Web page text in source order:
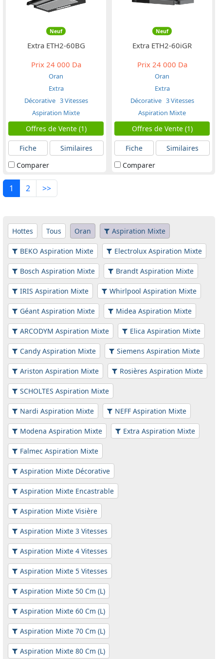
Neuf
Extra ETH2-60BG
Prix24 000 Da
Oran
Extra
Décorative 3 Vitesses
Aspiration Mixte
Offres de Vente (1)
Fiche
Similaires
Comparer
Neuf
Extra ETH2-60iGR
Prix24 000 Da
Oran
Extra
Décorative 3 Vitesses
Aspiration Mixte
Offres de Vente (1)
Fiche
Similaires
Comparer
1 2 >>
Hottes Tous Oran Aspiration Mixte
BEKO Aspiration Mixte Electrolux Aspiration Mixte
Bosch Aspiration Mixte Brandt Aspiration Mixte
IRIS Aspiration Mixte Whirlpool Aspiration Mixte
Géant Aspiration Mixte Midea Aspiration Mixte
ARCODYM Aspiration Mixte Elica Aspiration Mixte
Candy Aspiration Mixte Siemens Aspiration Mixte
Ariston Aspiration Mixte Rosières Aspiration Mixte
SCHOLTES Aspiration Mixte
Nardi Aspiration Mixte NEFF Aspiration Mixte
Modena Aspiration Mixte Extra Aspiration Mixte
Falmec Aspiration Mixte
Aspiration Mixte Décorative
Aspiration Mixte Encastrable
Aspiration Mixte Visière
Aspiration Mixte 3 Vitesses
Aspiration Mixte 4 Vitesses
Aspiration Mixte 5 Vitesses
Aspiration Mixte 50 Cm (L)
Aspiration Mixte 60 Cm (L)
Aspiration Mixte 70 Cm (L)
Aspiration Mixte 80 Cm (L)